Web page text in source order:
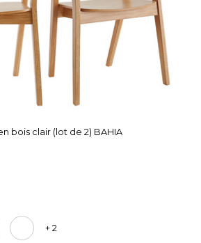
bois clair (lot de 2) BAHIA
+ 2